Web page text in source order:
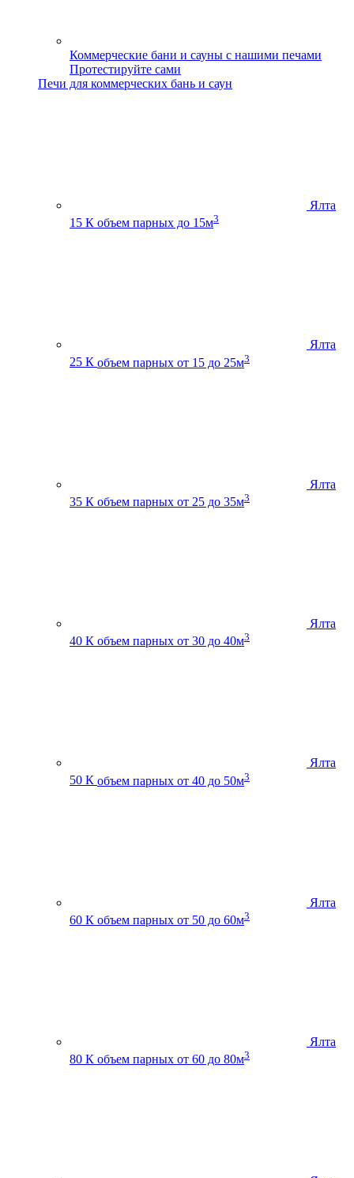
Коммерческие бани и сауны с нашими печами
Протестируйте сами
Печи для коммерческих бань и саун
Ялта
15 К объем парных до 15м3
Ялта
25 К объем парных от 15 до 25м3
Ялта
35 К объем парных от 25 до 35м3
Ялта
40 К объем парных от 30 до 40м3
Ялта
50 К объем парных от 40 до 50м3
Ялта
60 К объем парных от 50 до 60м3
Ялта
80 К объем парных от 60 до 80м3